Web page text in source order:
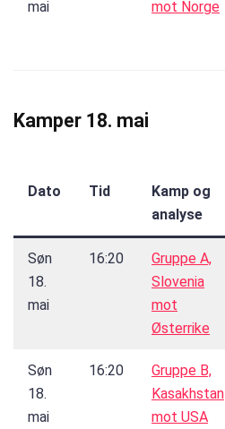
mai
mot Norge
Kamper 18. mai
Dato Tid
Kamp og
analyse
Søn
18.
mai
16:20
Gruppe A,
Slovenia
mot
Østerrike
Søn
18.
mai
16:20
Gruppe B,
Kasakhstan
mot USA